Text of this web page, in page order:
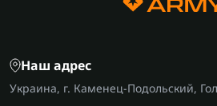
Наш адрес
Украина, г. Каменец-Подольский,